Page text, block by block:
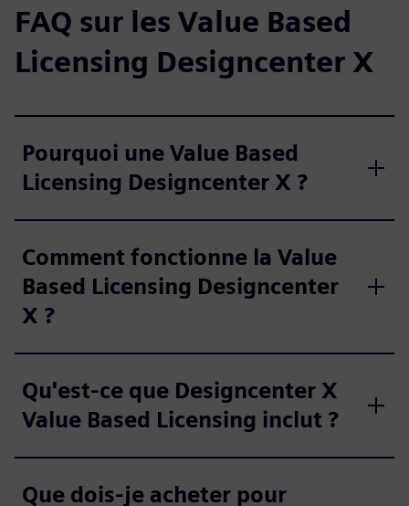
FAQ sur les Value Based
Licensing Designcenter X
Pourquoi une Value Based
Licensing Designcenter X ?
Comment fonctionne la Value
Based Licensing Designcenter
X ?
Qu'est-ce que Designcenter X
Value Based Licensing inclut ?
Que dois-je acheter pour